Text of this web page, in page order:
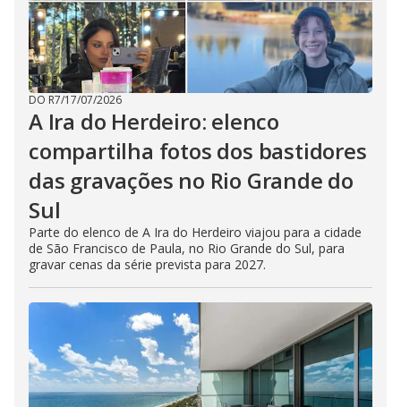
DO R7/17/07/2026
A Ira do Herdeiro: elenco
compartilha fotos dos bastidores
das gravações no Rio Grande do
Sul
Parte do elenco de A Ira do Herdeiro viajou para a cidade
de São Francisco de Paula, no Rio Grande do Sul, para
gravar cenas da série prevista para 2027.